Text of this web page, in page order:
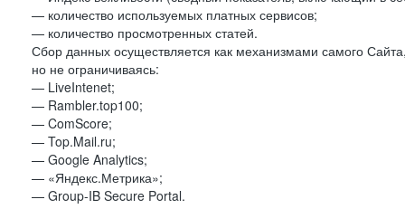
— количество используемых платных сервисов;
— количество просмотренных статей.
Сбор данных осуществляется как механизмами самого
но не ограничиваясь:
— LiveIntenet;
— Rambler.top100;
— ComScore;
— Top.Mail.ru;
— Google Analytics;
— «Яндекс.Метрика»;
— Group-IB Secure Portal.